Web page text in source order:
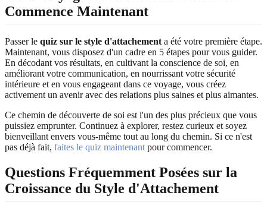
Commence Maintenant
Passer le quiz sur le style d'attachement a été votre première étape.
Maintenant, vous disposez d'un cadre en 5 étapes pour vous guider.
En décodant vos résultats, en cultivant la conscience de soi, en
améliorant votre communication, en nourrissant votre sécurité
intérieure et en vous engageant dans ce voyage, vous créez
activement un avenir avec des relations plus saines et plus aimantes.
Ce chemin de découverte de soi est l'un des plus précieux que vous
puissiez emprunter. Continuez à explorer, restez curieux et soyez
bienveillant envers vous-même tout au long du chemin. Si ce n'est
pas déjà fait, faites le quiz maintenant pour commencer.
Questions Fréquemment Posées sur la
Croissance du Style d'Attachement